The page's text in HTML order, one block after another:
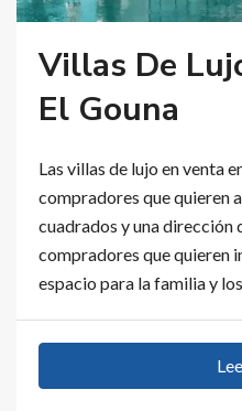
Villas De
El Gouna
Las villas de lujo en venta
compradores que quieren
cuadrados y una dirección
compradores que quieren
espacio para la familia y los...